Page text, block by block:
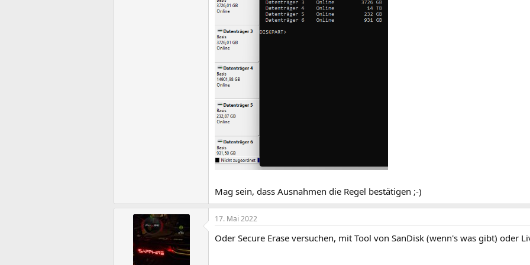
Mag sein, dass Ausnahmen die Regel bestätigen ;-)
17. Mai 2022
Oder Secure Erase versuchen, mit Tool von SanDisk (wenn's was gibt) oder